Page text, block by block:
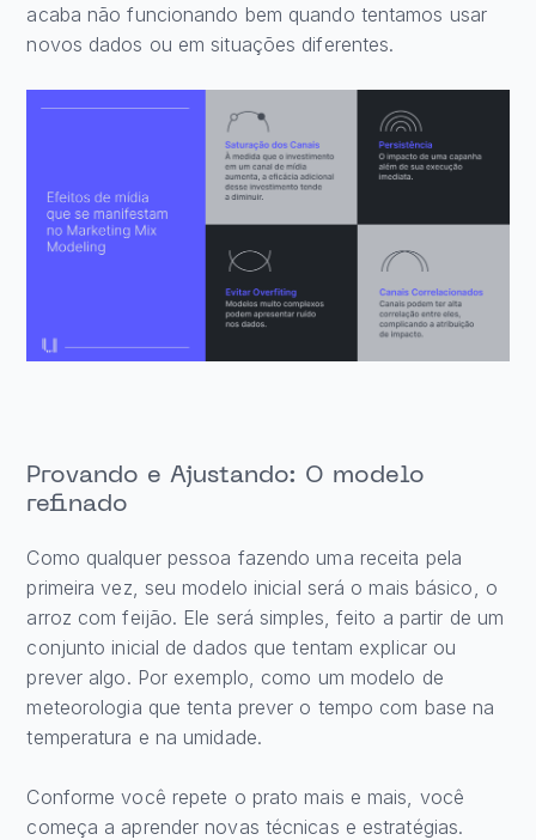
acaba não funcionando bem quando tentamos usar
novos dados ou em situações diferentes.
Provando e Ajustando: O modelo
refinado
Como qualquer pessoa fazendo uma receita pela
primeira vez, seu modelo inicial será o mais básico, o
arroz com feijão. Ele será simples, feito a partir de um
conjunto inicial de dados que tentam explicar ou
prever algo. Por exemplo, como um modelo de
meteorologia que tenta prever o tempo com base na
temperatura e na umidade.
Conforme você repete o prato mais e mais, você
começa a aprender novas técnicas e estratégias.